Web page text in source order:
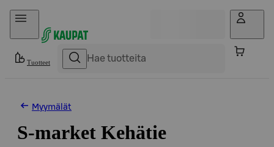
Hyppää sisältöön
Tuotteet
Myymälät
S-market Kehätie